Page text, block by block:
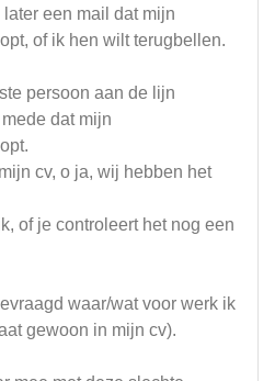
een mail dat mijn
of ik hen wilt terugbellen.
persoon aan de lijn
dat mijn
cv, o ja, wij hebben het
of je controleert het nog een
waar/wat voor werk ik
gewoon in mijn cv).